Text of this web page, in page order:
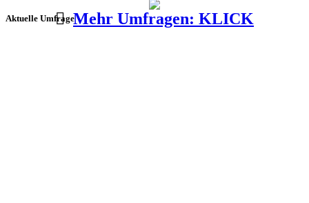
Aktuelle UmfrageMehr Umfragen: KLICK